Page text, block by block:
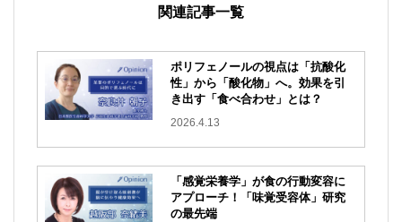
関連記事一覧
ポリフェノールの視点は「抗酸化
性」から「酸化物」へ。効果を引
き出す「食べ合わせ」とは？
2026.4.13
「感覚栄養学」が食の行動変容に
アプローチ！「味覚受容体」研究
の最先端